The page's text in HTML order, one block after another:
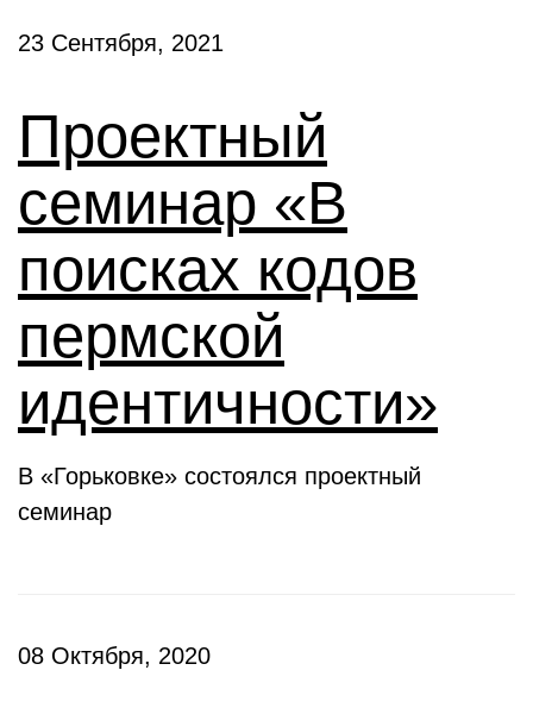
23 Сентября, 2021
Проектный
семинар «В
поисках кодов
пермской
идентичности»
В «Горьковке» состоялся проектный
семинар
08 Октября, 2020